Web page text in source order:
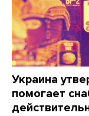
Украина
помогает